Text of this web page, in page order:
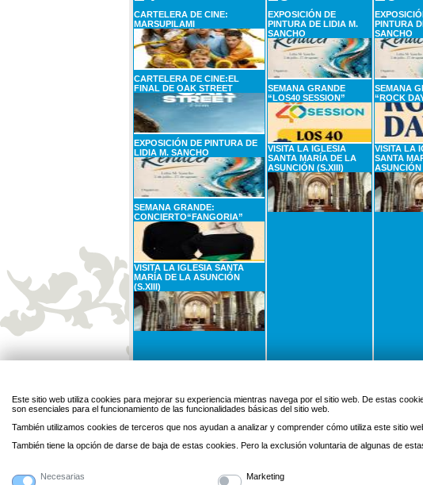
CARTELERA DE CINE:
MARSUPILAMI
CARTELERA DE CINE:EL
FINAL DE OAK STREET
EXPOSICIÓN DE PINTURA DE
LIDIA M. SANCHO
SEMANA GRANDE:
CONCIERTO“FANGORIA”
VISITA LA IGLESIA SANTA
MARÍA DE LA ASUNCIÓN
(S.XIII)
EXPOSICIÓN DE
PINTURA DE LIDIA M.
SANCHO
SEMANA GRANDE
“LOS40 SESSION”
VISITA LA IGLESIA
SANTA MARÍA DE LA
ASUNCIÓN (S.XIII)
PINTURA
SANCHO
SEMANA
“ROCK
VISITA LA
SANTA
ASUNCIÓN
31
CARTELERA DE CINE: EL SER
1 2
Miercoles
Este sitio web utiliza cookies para mejorar su experiencia mientras navega por el sitio web. De estas
son esenciales para el funcionamiento de las funcionalidades básicas del sitio web.
También utilizamos cookies de terceros que nos ayudan a analizar y comprender cómo utiliza este sitio
También tiene la opción de darse de baja de estas cookies. Pero la exclusión voluntaria de algunas de
Necesarias Marketing